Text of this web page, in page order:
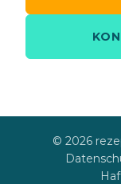
© 2026